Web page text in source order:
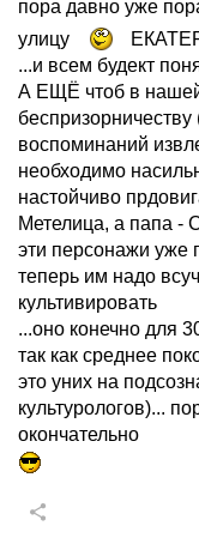
пора давно уже
улицу
...и всем будект
А ЕЩЁ чтоб в
беспризорничеству
воспоминаний
необходимо
настойчиво
Метелица, а папа -
эти персонажи уже
теперь им надо
культивировать
...оно конечно для
так как среднее
это уних на
культурологов)...
окончательно